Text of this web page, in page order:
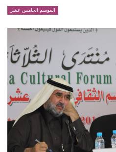
الموسم الخامس عشر